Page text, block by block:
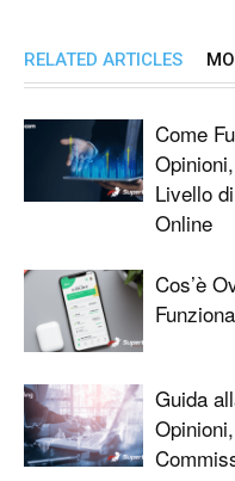
RELATED ARTICLES
Come
Livello
Online
Cos’è
Guida